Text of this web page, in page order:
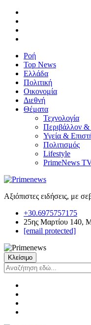
Ροή
Top News
Ελλάδα
Πολιτική
Οικονομία
Διεθνή
Θέματα
Τεχνολογία
Περιβάλλον &
Υγεία &
Πολιτισμός
Lifestyle
PrimeNews
Αξιόπιστες ειδήσεις, με
+30.6975757175
25ης Μαρτίου 140,
[email protected]
Κλείσιμο